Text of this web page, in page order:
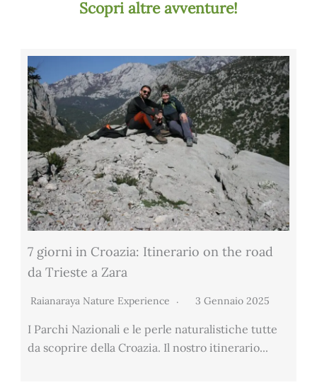
Scopri altre avventure!
7 giorni in Croazia: Itinerario on the road
da Trieste a Zara
Raianaraya Nature Experience 3 Gennaio 2025
I Parchi Nazionali e le perle naturalistiche tutte
da scoprire della Croazia. Il nostro itinerario...